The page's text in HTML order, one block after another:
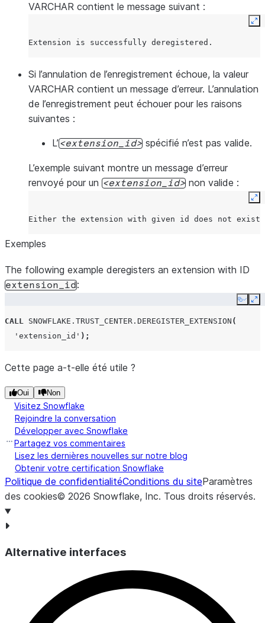
VARCHAR contient le message suivant :
Extension is successfully deregistered.
Si l’annulation de l’enregistrement échoue, la valeur
VARCHAR contient un message d’erreur. L’annulation
de l’enregistrement peut échouer pour les raisons
suivantes :
L’ extension_id spécifié n’est pas valide.
L’exemple suivant montre un message d’erreur
renvoyé pour un
extension_id non valide :
Either the extension with given id does not
Exemples
The following example deregisters an extension with ID
extension_id:
Copy
CALL SNOWFLAKE.TRUST_CENTER.DEREGISTER_EXTENSION (
'extension_id' );
Cette page a-t-elle été utile ?
Oui Non
Visitez Snowflake
Rejoindre la conversation
Développer avec Snowflake
Partagez vos commentaires
Lisez les dernières nouvelles sur notre blog
Obtenir votre certification Snowflake
Politique de confidentialitéConditions du siteParamètres
des cookies© 2026 Snowflake, Inc. Tous droits réservés.
Alternative interfaces